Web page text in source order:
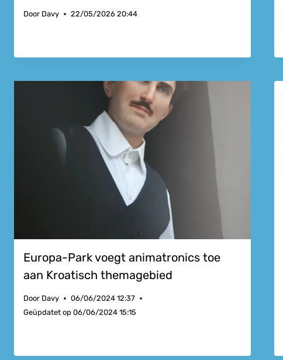
Door Davy 22/05/2026 20:44
Europa-Park voegt animatronics toe
aan Kroatisch themagebied
Door Davy
06/06/2024 12:37
Geüpdatet op 06/06/2024 15:15